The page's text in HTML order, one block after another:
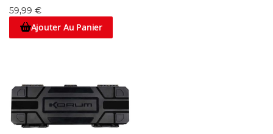
59,99 €
Ajouter Au Panier